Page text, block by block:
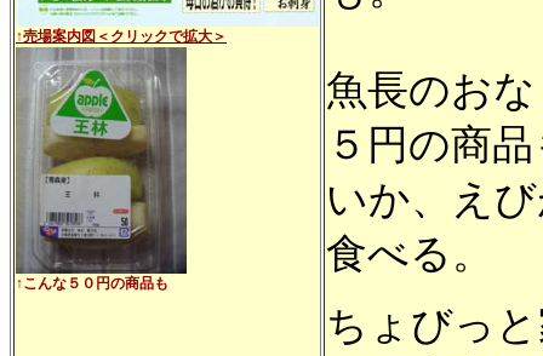
↑売場案内図＜クリックで拡大＞
↑こんな５０円の商品も
魚長のお
５円の商
いか、え
食べる。
ちょびっ